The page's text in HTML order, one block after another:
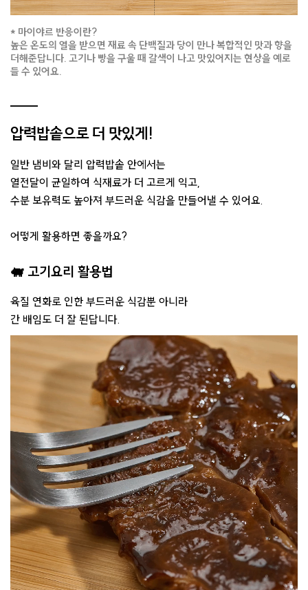
* 마이야르 반응이란?
높은 온도의 열을 받으면 재료 속 단백질과 당이 만나 복합적인 맛과 향을
더해준답니다. 고기나 빵을 구울 때 갈색이 나고 맛있어지는 현상을 예로
들 수 있어요.
압력밥솥으로 더 맛있게!
일반 냄비와 달리 압력밥솥 안에서는
열전달이 균일하여 식재료가 더 고르게 익고,
수분 보유력도 높아져 부드러운 식감을 만들어낼 수 있어요.
어떻게 활용하면 좋을까요?
🐖 고기요리 활용법
육질 연화로 인한 부드러운 식감뿐 아니라
간 배임도 더 잘 된답니다.